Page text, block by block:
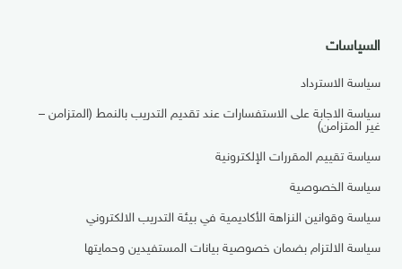
السياسات
سياسة الاسترداد
سياسة الاجابة على الاستفسارات عند تقديم التدريب بالنمط (المتزامن –
غير المتزامن)
سياسة تقييم المقررات الإلكترونية
سياسة الخصوصية
سياسة وقوانين النزاهة الأكاديمية في بيئة التدريب الالكتروني
سياسة الالتزام بضمان خصوصية بيانات المستفيدين وحمايتها